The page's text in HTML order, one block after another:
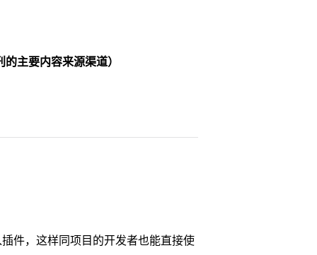
主要内容来源渠道）
件，这样同项目的开发者也能直接使